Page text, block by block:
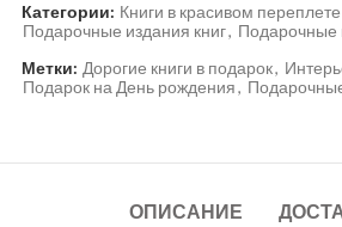
Категории: Книги в красивом переплете
Подарочные издания книг, Подарочные
Метки: Дорогие книги в подарок,
Подарок на День рождения,
ОПИСАНИЕ